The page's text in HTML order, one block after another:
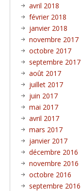
avril 2018
février 2018
janvier 2018
novembre 2017
octobre 2017
septembre 2017
août 2017
juillet 2017
juin 2017
mai 2017
avril 2017
mars 2017
janvier 2017
décembre 2016
novembre 2016
octobre 2016
septembre 2016